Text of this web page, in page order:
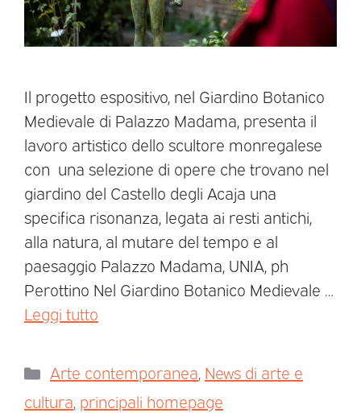
Il progetto espositivo, nel Giardino Botanico
Medievale di Palazzo Madama, presenta il
lavoro artistico dello scultore monregalese
con una selezione di opere che trovano nel
giardino del Castello degli Acaja una
specifica risonanza, legata ai resti antichi,
alla natura, al mutare del tempo e al
paesaggio Palazzo Madama, UNIA, ph
Perottino Nel Giardino Botanico Medievale …
Leggi tutto
Arte contemporanea News di arte e
cultura principali homepage